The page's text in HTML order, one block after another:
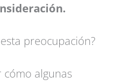
preocupación?
cómo algunas